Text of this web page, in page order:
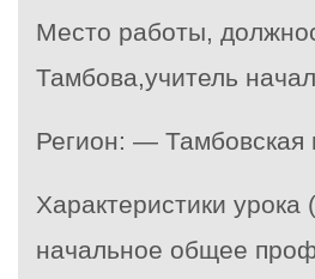
Место работы,
Тамбова,учитель
Регион: — Тамбовская
Характеристики
начальное общее